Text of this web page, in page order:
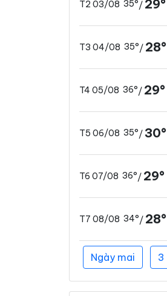
T2 03/08 35°/ 29°
T3 04/08 35°/ 28°
T4 05/08 36°/ 29°
T5 06/08 35°/30°
T6 07/08 36°/ 29°
T7 08/08 34°/ 28°
Ngày mai 3